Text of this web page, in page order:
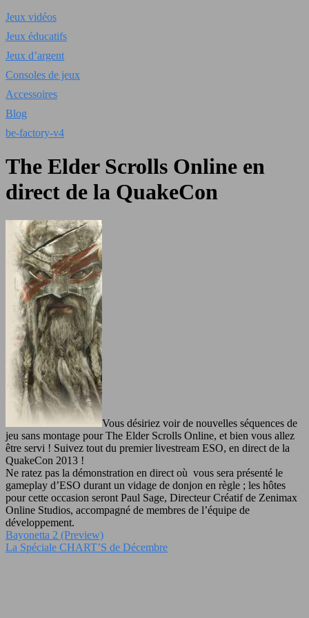
Jeux vidéos
Jeux éducatifs
Jeux d’argent
Consoles de jeux
Accessoires
Blog
be-factory-v4
The Elder Scrolls Online en
direct de la QuakeCon
Vous désiriez voir de nouvelles séquences de
jeu sans montage pour The Elder Scrolls Online, et bien vous allez
être servi ! Suivez tout du premier livestream ESO, en direct de la
QuakeCon 2013 !
Ne ratez pas la démonstration en direct où vous sera présenté le
gameplay d’ESO durant un vidage de donjon en règle ; les hôtes
pour cette occasion seront Paul Sage, Directeur Créatif de Zenimax
Online Studios, accompagné de membres de l’équipe de
développement.
Bayonetta 2 (Preview)
La Spéciale CHART’S de Décembre